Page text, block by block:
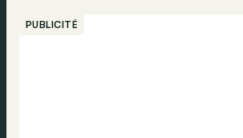
PUBLICITÉ